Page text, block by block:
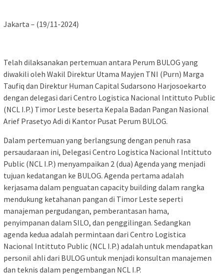
Jakarta – (19/11-2024)
Telah dilaksanakan pertemuan antara Perum BULOG yang
diwakili oleh Wakil Direktur Utama Mayjen TNI (Purn) Marga
Taufiq dan Direktur Human Capital Sudarsono Harjosoekarto
dengan delegasi dari Centro Logistica Nacional Intittuto Public
(NCL I.P.) Timor Leste beserta Kepala Badan Pangan Nasional
Arief Prasetyo Adi di Kantor Pusat Perum BULOG.
Dalam pertemuan yang berlangsung dengan penuh rasa
persaudaraan ini, Delegasi Centro Logistica Nacional Intittuto
Public (NCL I.P.) menyampaikan 2 (dua) Agenda yang menjadi
tujuan kedatangan ke BULOG. Agenda pertama adalah
kerjasama dalam penguatan capacity building dalam rangka
mendukung ketahanan pangan di Timor Leste seperti
manajeman pergudangan, pemberantasan hama,
penyimpanan dalam SILO, dan penggilingan. Sedangkan
agenda kedua adalah permintaan dari Centro Logistica
Nacional Intittuto Public (NCL I.P.) adalah untuk mendapatkan
personil ahli dari BULOG untuk menjadi konsultan manajemen
dan teknis dalam pengembangan NCL I.P.